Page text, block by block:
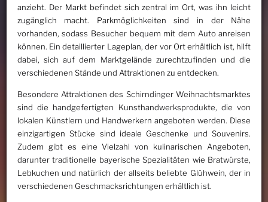
anzieht. Der Markt befindet sich zentral im Ort, was ihn leicht
zugänglich macht. Parkmöglichkeiten sind in der Nähe
vorhanden, sodass Besucher bequem mit dem Auto anreisen
können. Ein detaillierter Lageplan, der vor Ort erhältlich ist, hilft
dabei, sich auf dem Marktgelände zurechtzufinden und die
verschiedenen Stände und Attraktionen zu entdecken.
Besondere Attraktionen des Schirndinger Weihnachtsmarktes
sind die handgefertigten Kunsthandwerksprodukte, die von
lokalen Künstlern und Handwerkern angeboten werden. Diese
einzigartigen Stücke sind ideale Geschenke und Souvenirs.
Zudem gibt es eine Vielzahl von kulinarischen Angeboten,
darunter traditionelle bayerische Spezialitäten wie Bratwürste,
Lebkuchen und natürlich der allseits beliebte Glühwein, der in
verschiedenen Geschmacksrichtungen erhältlich ist.